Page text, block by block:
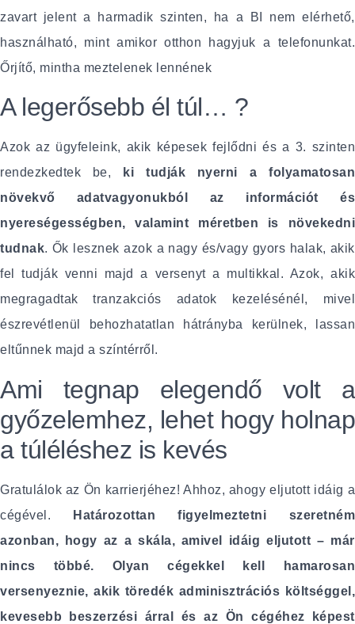
zavart jelent a harmadik szinten, ha a BI nem elérhető,
használható, mint amikor otthon hagyjuk a telefonunkat.
Őrjítő, mintha meztelenek lennének
A legerősebb él túl… ?
Azok az ügyfeleink, akik képesek fejlődni és a 3. szinten
rendezkedtek be,
ki tudják nyerni a folyamatosan
növekvő adatvagyonukból az információt és
nyereségességben, valamint méretben is növekedni
tudnak. Ők lesznek azok a nagy és/vagy gyors halak, akik
fel tudják venni majd a versenyt a multikkal. Azok, akik
megragadtak tranzakciós adatok kezelésénél, mivel
észrevétlenül behozhatatlan hátrányba kerülnek, lassan
eltűnnek majd a színtérről.
Ami tegnap elegendő volt a
győzelemhez, lehet hogy holnap
a túléléshez is kevés
Gratulálok az Ön karrierjéhez! Ahhoz, ahogy eljutott idáig a
cégével.
Határozottan figyelmeztetni szeretném
azonban, hogy az a skála, amivel idáig eljutott – már
nincs többé. Olyan cégekkel kell hamarosan
versenyeznie, akik töredék adminisztrációs költséggel,
kevesebb beszerzési árral és az Ön cégéhez képest